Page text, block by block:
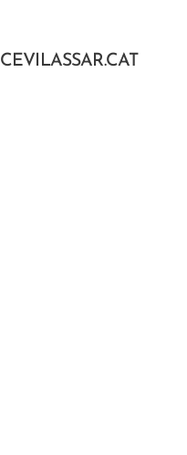
CEVILASSAR.CAT